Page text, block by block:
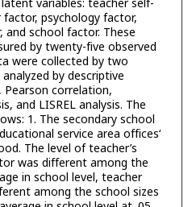
psychology factor,
school factor. These
by twenty-five observed
were collected by two
by descriptive
Pearson correlation,
and LISREL analysis. The
1. The secondary school
service area offices‘
The level of teacher’s
was different among the
in school level, teacher
among the school sizes